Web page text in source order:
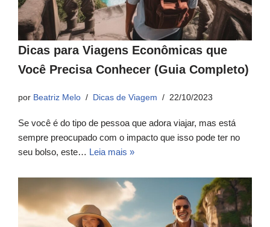
Dicas para Viagens Econômicas que
Você Precisa Conhecer (Guia Completo)
por Beatriz Melo Dicas de Viagem 22/10/2023
Se você é do tipo de pessoa que adora viajar, mas está
sempre preocupado com o impacto que isso pode ter no
seu bolso, este… Leia mais »